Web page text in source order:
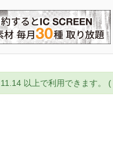
以上で利用できます。 (